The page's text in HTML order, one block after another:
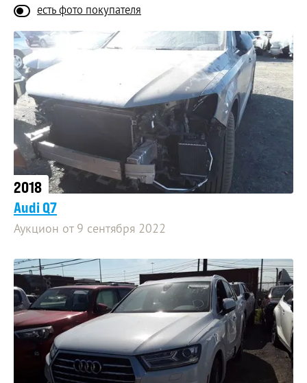
есть фото покупателя
2018
Audi Q7
Аукцион от 9 сентября 2022